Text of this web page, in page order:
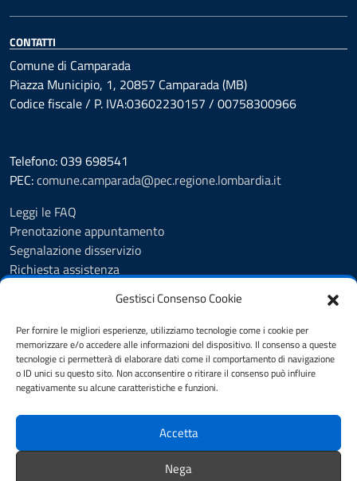
Gestisci Consenso Cookie
Per fornire le migliori esperienze, utilizziamo tecnologie come i cookie per
memorizzare e/o accedere alle informazioni del dispositivo. Il consenso a queste
tecnologie ci permetterà di elaborare dati come il comportamento di navigazione
o ID unici su questo sito. Non acconsentire o ritirare il consenso può influire
negativamente su alcune caratteristiche e funzioni.
Accetta
Nega
CONTATTI
Comune di Camparada
Piazza Municipio, 1, 20857 Camparada (MB)
Codice fiscale / P. IVA:03602230157 / 00758300966
Telefono: 039 698541
PEC:comune.camparada@pec.regione.lombardia.it
Leggi le FAQ
Prenotazione appuntamento
Segnalazione disservizio
Richiesta assistenza
Amministrazione trasparente
Albo Pretorio
Informativa privacy
Note legali
Dichiarazione di accessibilità
SEGUICI SU